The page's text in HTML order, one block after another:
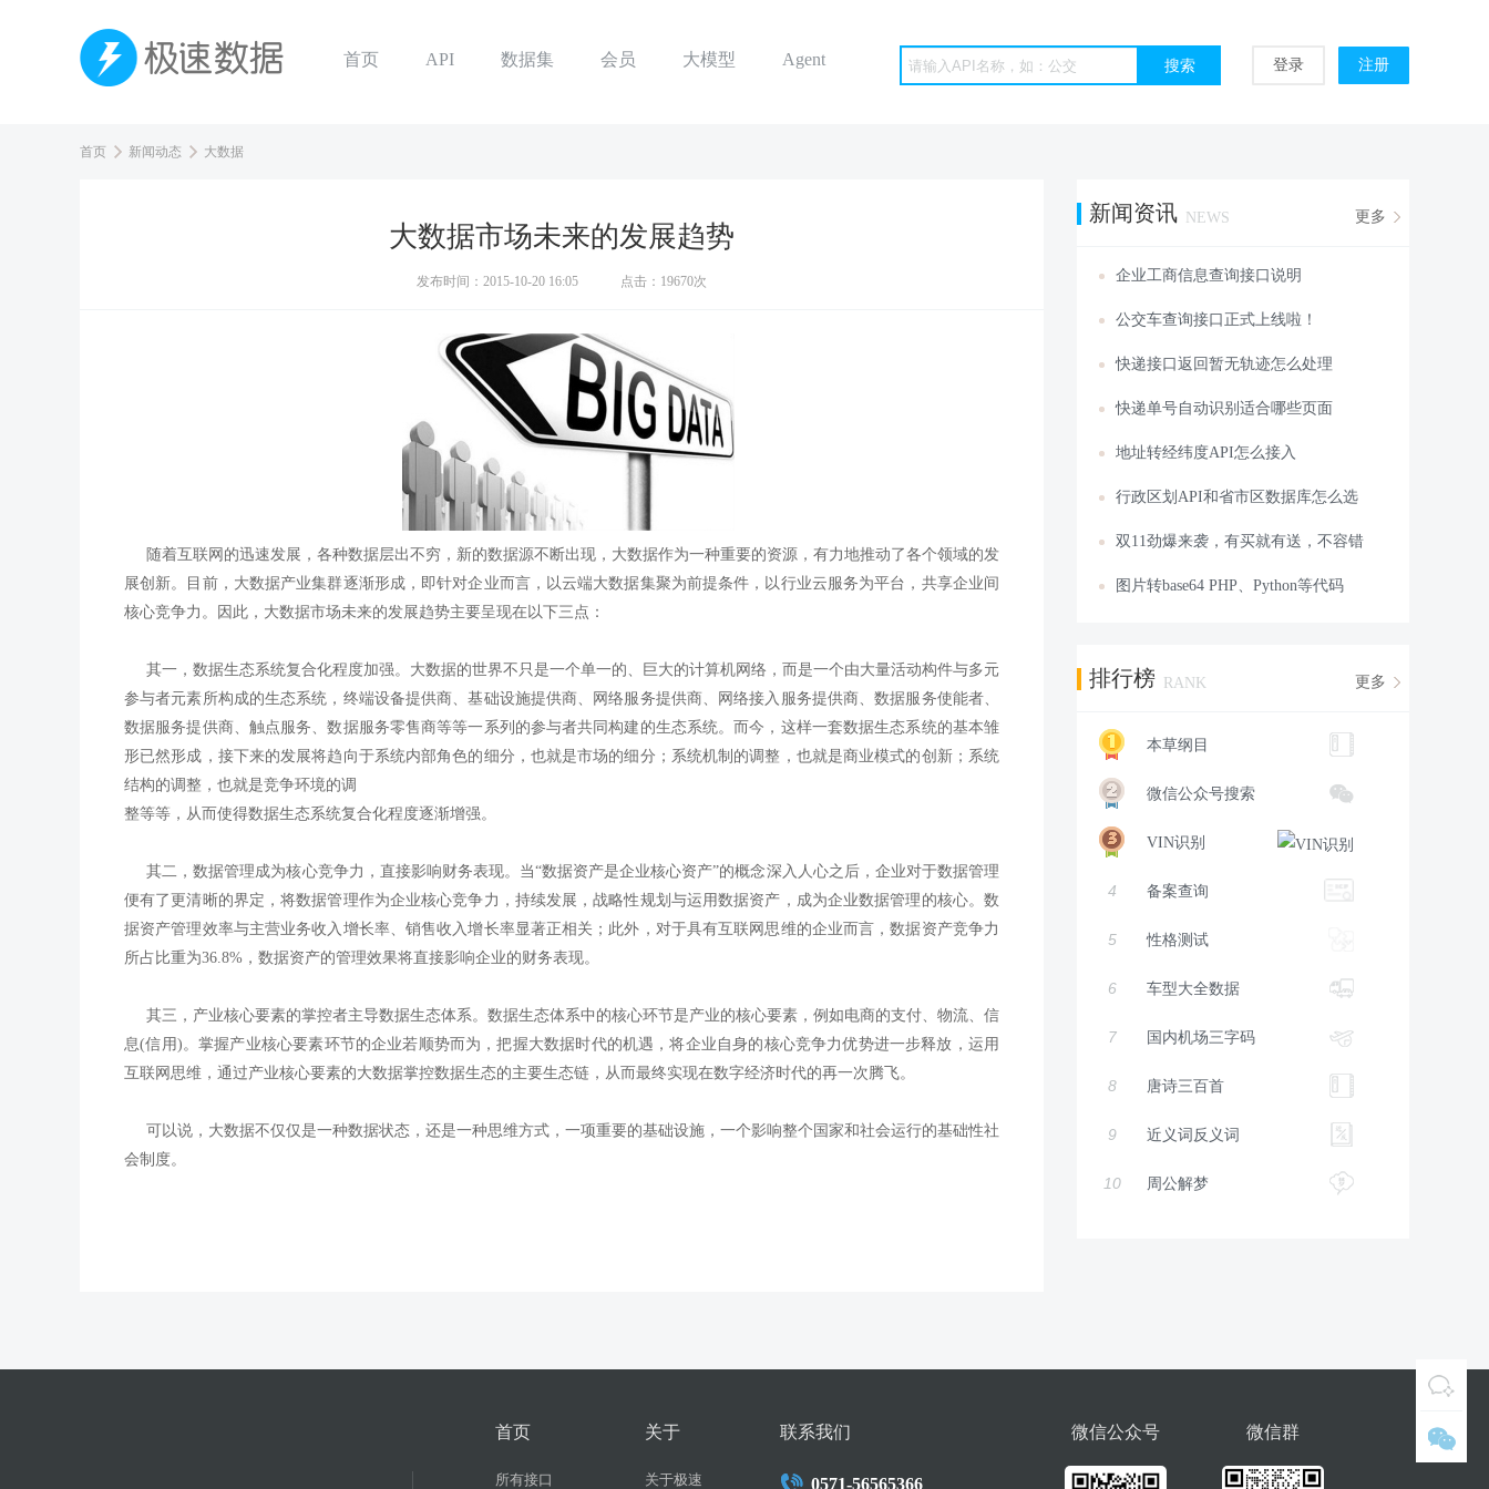
首页 API 数据集 会员 大模型 Agent 登录 注册
首页 新闻动态 大数据
大数据市场未来的发展趋势
发布时间： 2015-10-20 16:05 点击： 19670次
随着互联网的迅速发展，各种数据层出不穷，新的数据源不断出现，大数据作为一种重要的资源，有力地推动了各个领域的发
展创新。目前，大数据产业集群逐渐形成，即针对企业而言，以云端大数据集聚为前提条件，以行业云服务为平台，共享企业间
核心竞争力。因此，大数据市场未来的发展趋势主要呈现在以下三点：
其一，数据生态系统复合化程度加强。大数据的世界不只是一个单一的、巨大的计算机网络，而是一个由大量活动构件与多元
参与者元素所构成的生态系统，终端设备提供商、基础设施提供商、网络服务提供商、网络接入服务提供商、数据服务使能者、
数据服务提供商、触点服务、数据服务零售商等等一系列的参与者共同构建的生态系统。而今，这样一套数据生态系统的基本雏
形已然形成，接下来的发展将趋向于系统内部角色的细分，也就是市场的细分；系统机制的调整，也就是商业模式的创新；系统
结构的调整，也就是竞争环境的调
整等等，从而使得数据生态系统复合化程度逐渐增强。
其二，数据管理成为核心竞争力，直接影响财务表现。当“数据资产是企业核心资产”的概念深入人心之后，企业对于数据管理
便有了更清晰的界定，将数据管理作为企业核心竞争力，持续发展，战略性规划与运用数据资产，成为企业数据管理的核心。数
据资产管理效率与主营业务收入增长率、销售收入增长率显著正相关；此外，对于具有互联网思维的企业而言，数据资产竞争力
所占比重为36.8% ，数据资产的管理效果将直接影响企业的财务表现。
其三，产业核心要素的掌控者主导数据生态体系。数据生态体系中的核心环节是产业的核心要素，例如电商的支付、物流、信
息(信用)。掌握产业核心要素环节的企业若顺势而为，把握大数据时代的机遇，将企业自身的核心竞争力优势进一步释放，运用
互联网思维，通过产业核心要素的大数据掌控数据生态的主要生态链，从而最终实现在数字经济时代的再一次腾飞。
可以说，大数据不仅仅是一种数据状态，还是一种思维方式，一项重要的基础设施，一个影响整个国家和社会运行的基础性社
会制度。
新闻资讯 NEWS 更多
企业工商信息查询接口说明
公交车查询接口正式上线啦！
快递接口返回暂无轨迹怎么处理
快递单号自动识别适合哪些页面
地址转经纬度API怎么接入
行政区划API和省市区数据库怎么选
双11劲爆来袭，有买就有送，不容错
图片转base64 PHP、Python等代码
排行榜 RANK 更多
本草纲目
微信公众号搜索
VIN识别
4 备案查询
5 性格测试
6 车型大全数据
7 国内机场三字码
8 唐诗三百首
9 近义词反义词
10 周公解梦
首页
所有接口
关于
关于极速
联系我们
0571-56565366
微信公众号 微信群